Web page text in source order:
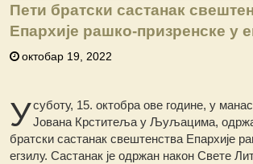
Пети братски састанак
Епархије рашко-призренске у
октобар 19, 2022
Усуботу, 15. октобра ове године, у
Јована Крститеља у Љуљацима,
братски састанак свештенства Епархије
егзилу. Састанак је одржан након Свете